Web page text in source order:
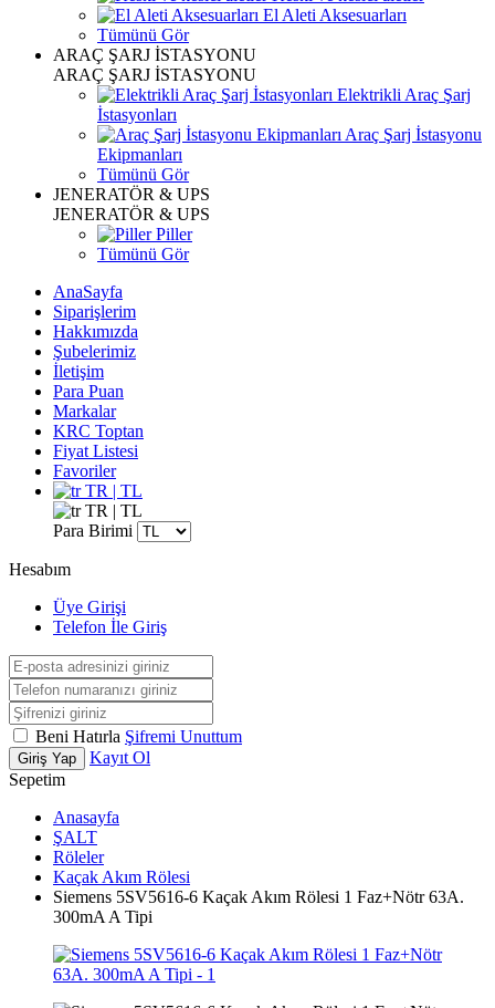
El Aleti Aksesuarları
Tümünü Gör
ARAÇ ŞARJ İSTASYONU
ARAÇ ŞARJ İSTASYONU
Elektrikli Araç Şarj
İstasyonları
Araç Şarj İstasyonu
Ekipmanları
Tümünü Gör
JENERATÖR & UPS
JENERATÖR & UPS
Piller
Tümünü Gör
AnaSayfa
Siparişlerim
Hakkımızda
Şubelerimiz
İletişim
Para Puan
Markalar
KRC Toptan
Fiyat Listesi
Favoriler
TR | TL
TR | TL
Para Birimi
Hesabım
Üye Girişi
Telefon İle Giriş
Beni Hatırla Şifremi Unuttum
Giriş Yap
Kayıt Ol
Sepetim
Anasayfa
ŞALT
Röleler
Kaçak Akım Rölesi
Siemens 5SV5616-6 Kaçak Akım Rölesi 1 Faz+Nötr 63A.
300mA A Tipi